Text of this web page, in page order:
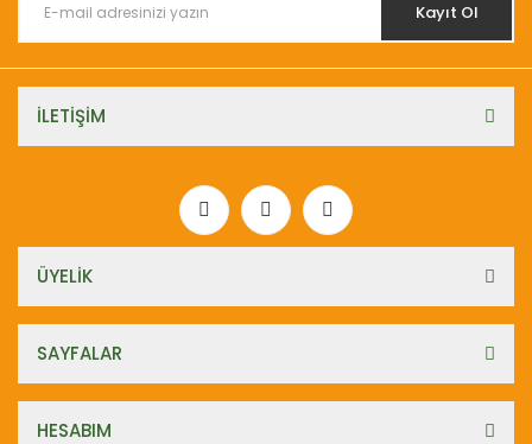
Kayıt Ol
İLETİŞİM
ÜYELİK
SAYFALAR
HESABIM